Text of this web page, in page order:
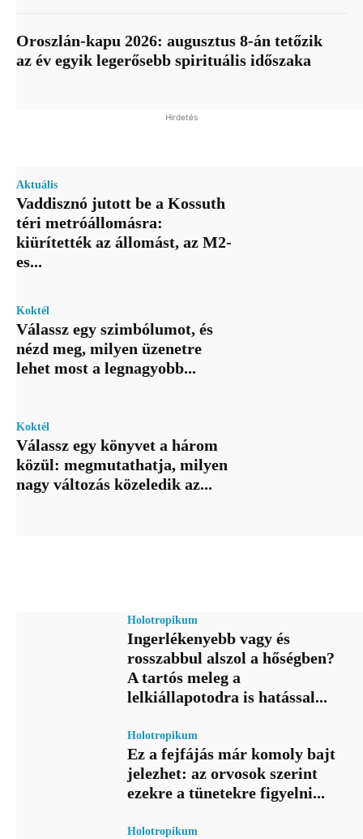
Oroszlán-kapu 2026: augusztus 8-án tetőzik
az év egyik legerősebb spirituális időszaka
Hirdetés
Aktuális
Vaddisznó jutott be a Kossuth
téri metróállomásra:
kiürítették az állomást, az M2-
es...
Koktél
Válassz egy szimbólumot, és
nézd meg, milyen üzenetre
lehet most a legnagyobb...
Koktél
Válassz egy könyvet a három
közül: megmutathatja, milyen
nagy változás közeledik az...
Holotropikum
Ingerlékenyebb vagy és
rosszabbul alszol a hőségben?
A tartós meleg a
lelkiállapotodra is hatással...
Holotropikum
Ez a fejfájás már komoly bajt
jelezhet: az orvosok szerint
ezekre a tünetekre figyelni...
Holotropikum